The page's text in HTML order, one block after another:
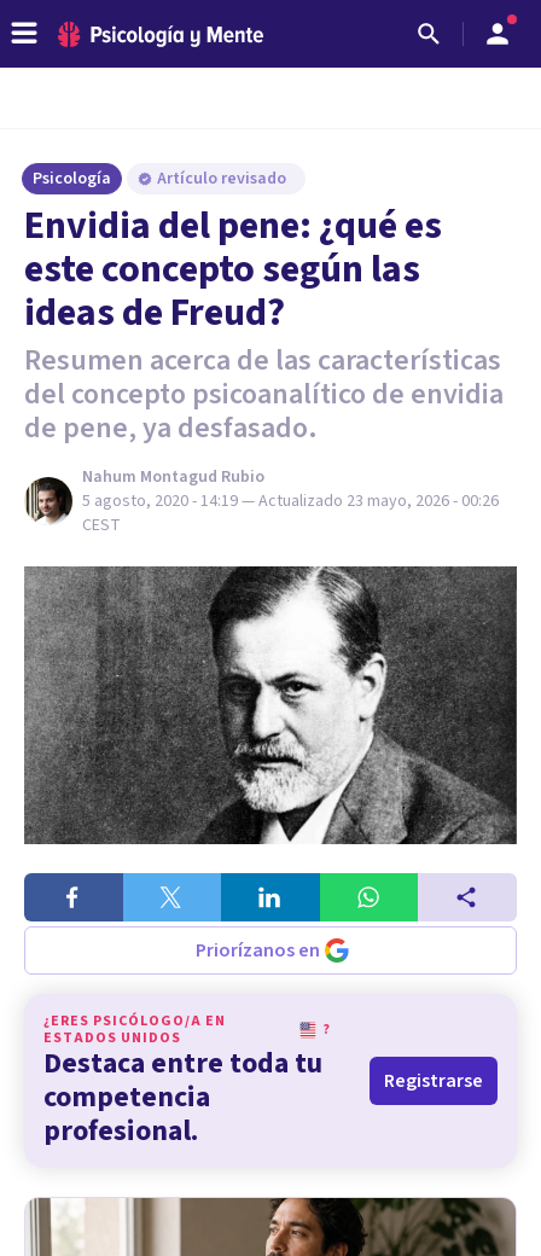
Psicología Artículo revisado
Envidia del pene: ¿qué es
este concepto según las
ideas de Freud?
Resumen acerca de las características
del concepto psicoanalítico de envidia
de pene, ya desfasado.
Nahum Montagud Rubio
5 agosto, 2020 - 14:19— Actualizado 23 mayo, 2026 - 00:26
CEST
Priorízanos en
¿ERES PSICÓLOGO/A EN
ESTADOS UNIDOS
?
Destaca entre toda tu
competencia
profesional.
Registrarse